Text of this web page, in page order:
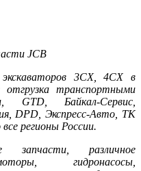
JCB
3CX, 4CX в
отгрузка транспортными
GTD, Байкал-Сервис,
DPD, Экспресс-Авто, ТК
регионы России.
различное
гидронасосы,